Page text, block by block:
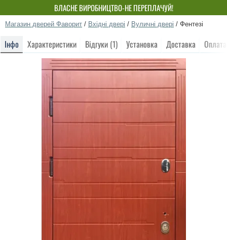
ВЛАСНЕ ВИРОБНИЦТВО-НЕ ПЕРЕПЛАЧУЙ!
Магазин дверей Фаворит / Вхідні двері / Вуличні двері / Фентезі
Інфо Характеристики Відгуки (1) Установка Доставка Оплата